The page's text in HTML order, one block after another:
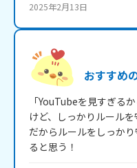
2025年2月13日
おすすめ
「YouTubeを見すぎる
けど、しっかりルール
だからルールをしっか
ると思う！